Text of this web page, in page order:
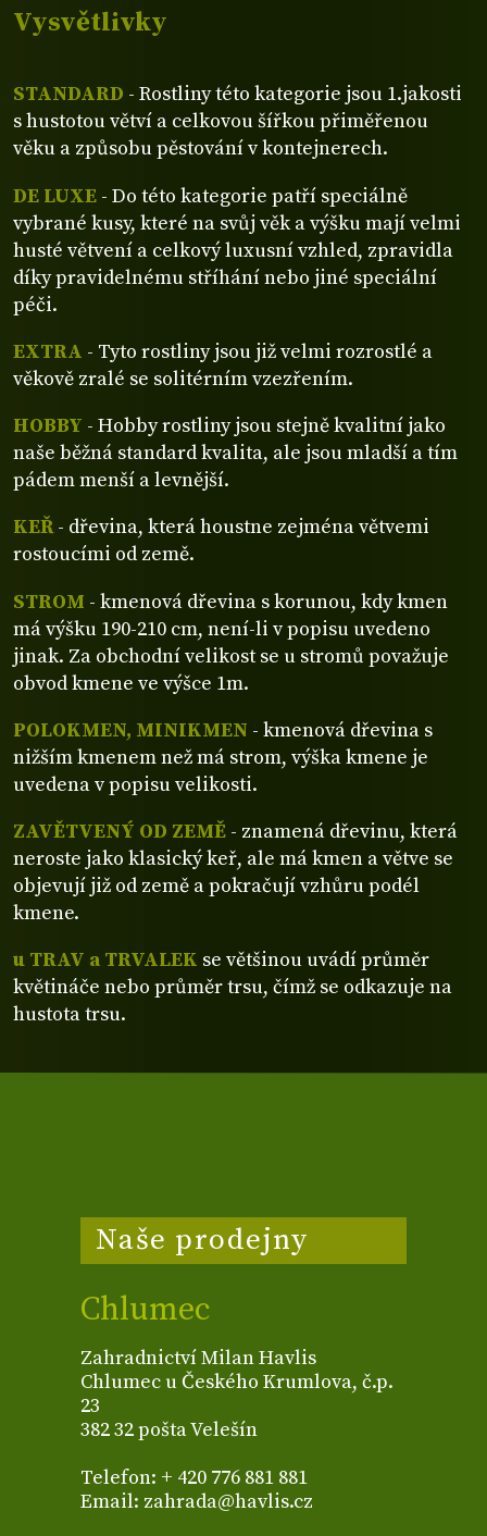
Vysvětlivky
STANDARD - Rostliny této kategorie jsou 1.jakosti
s hustotou větví a celkovou šířkou přiměřenou
věku a způsobu pěstování v kontejnerech.
DE LUXE - Do této kategorie patří speciálně
vybrané kusy, které na svůj věk a výšku mají velmi
husté větvení a celkový luxusní vzhled, zpravidla
díky pravidelnému stříhání nebo jiné speciální
péči.
EXTRA - Tyto rostliny jsou již velmi rozrostlé a
věkově zralé se solitérním vzezřením.
HOBBY - Hobby rostliny jsou stejně kvalitní jako
naše běžná standard kvalita, ale jsou mladší a tím
pádem menší a levnější.
KEŘ- dřevina, která houstne zejména větvemi
rostoucími od země.
STROM - kmenová dřevina s korunou, kdy kmen
má výšku 190-210 cm, není-li v popisu uvedeno
jinak. Za obchodní velikost se u stromů považuje
obvod kmene ve výšce 1m.
POLOKMEN, MINIKMEN - kmenová dřevina s
nižším kmenem než má strom, výška kmene je
uvedena v popisu velikosti.
ZAVĚTVENÝ OD ZEMĚ - znamená dřevinu, která
neroste jako klasický keř, ale má kmen a větve se
objevují již od země a pokračují vzhůru podél
kmene.
u TRAV a TRVALEK se většinou uvádí průměr
květináče nebo průměr trsu, čímž se odkazuje na
hustota trsu.
Naše prodejny
Chlumec
Zahradnictví Milan Havlis
Chlumec u Českého Krumlova, č.p.
23
382 32 pošta Velešín
Telefon: + 420 776 881 881
Email: zahrada@havlis.cz